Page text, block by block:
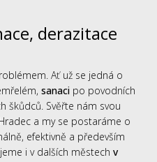
derazitace
Ať už se jedná o
sanaci po povodních
škůdců. Svěřte nám svou
a my se postaráme o
efektivně a především
i v dalších městech v